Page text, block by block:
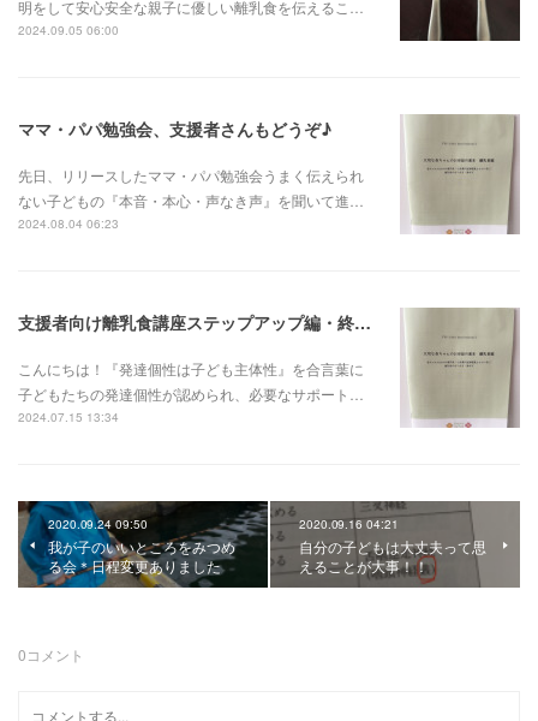
明をして安心安全な親子に優しい離乳食を伝えるこ…
2024.09.05 06:00
ママ・パパ勉強会、支援者さんもどうぞ♪
先日、リリースしたママ・パパ勉強会うまく伝えられ
ない子どもの『本音・本心・声なき声』を聞いて進…
2024.08.04 06:23
支援者向け離乳食講座ステップアップ編・終了しました。
こんにちは！『発達個性は子ども主体性』を合言葉に
子どもたちの発達個性が認められ、必要なサポート…
2024.07.15 13:34
2020.09.24 09:50
我が子のいいところをみつめ
る会＊日程変更ありました
2020.09.16 04:21
自分の子どもは大丈夫って思
えることが大事！！
0コメント